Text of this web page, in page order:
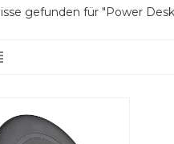
gefunden für "Power